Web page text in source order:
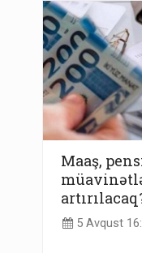
Maaş,
5 Avqust